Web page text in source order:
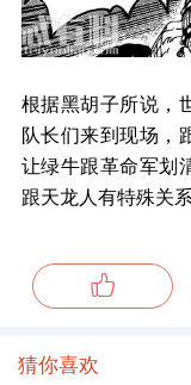
根据黑胡子所说，
队长们来到现场，
让绿牛跟革命军划
跟天龙人有特殊关
猜你喜欢